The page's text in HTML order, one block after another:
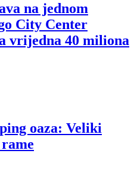
na jednom
City Center
vrijedna 40 miliona
oaza: Veliki